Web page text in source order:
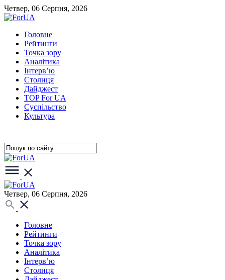
Четвер, 06 Серпня, 2026
Головне
Рейтинги
Точка зору
Аналітика
Інтерв’ю
Столиця
Дайджест
TOP For UA
Суспiльство
Культура
Четвер, 06 Серпня, 2026
Головне
Рейтинги
Точка зору
Аналітика
Інтерв’ю
Столиця